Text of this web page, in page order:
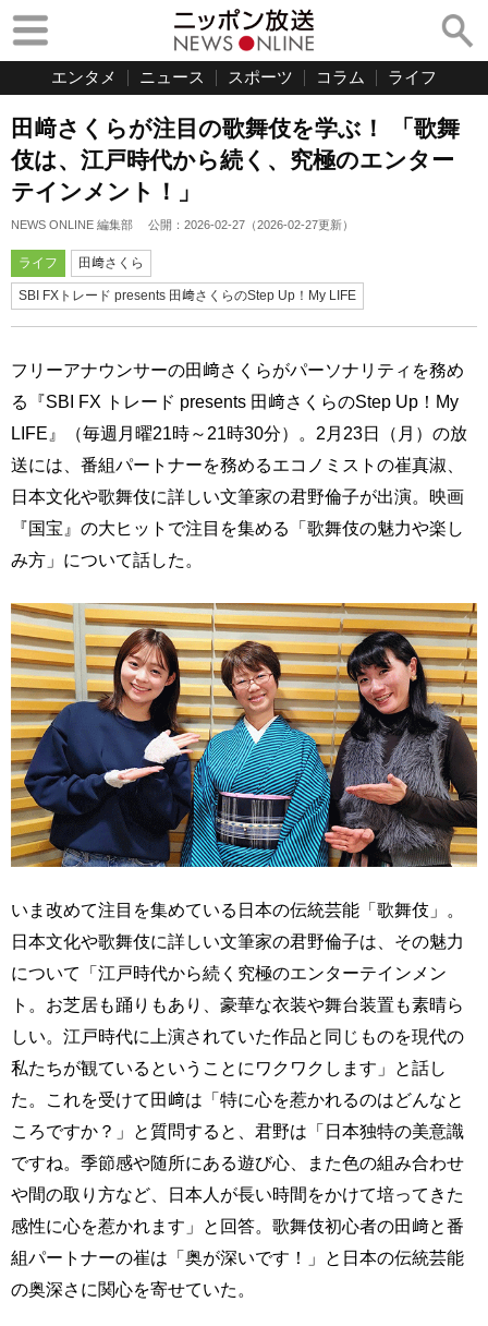
エンタメ ニュース スポーツ コラム ライフ
田﨑さくらが注目の歌舞伎を学ぶ！ 「歌舞
伎は、江戸時代から続く、究極のエンター
テインメント！」
NEWS ONLINE 編集部 公開： 2026-02-27 （2026-02-27更新）
ライフ 田﨑さくら
SBI FXトレード presents 田﨑さくらのStep Up！My LIFE
フリーアナウンサーの田﨑さくらがパーソナリティを務め
る『SBI FX トレード presents 田﨑さくらのStep Up！My
LIFE』（毎週月曜21時～21時30分）。2月23日（月）の放
送には、番組パートナーを務めるエコノミストの崔真淑、
日本文化や歌舞伎に詳しい文筆家の君野倫子が出演。映画
『国宝』の大ヒットで注目を集める「歌舞伎の魅力や楽し
み方」について話した。
いま改めて注目を集めている日本の伝統芸能「歌舞伎」。
日本文化や歌舞伎に詳しい文筆家の君野倫子は、その魅力
について「江戸時代から続く究極のエンターテインメン
ト。お芝居も踊りもあり、豪華な衣装や舞台装置も素晴ら
しい。江戸時代に上演されていた作品と同じものを現代の
私たちが観ているということにワクワクします」と話し
た。これを受けて田﨑は「特に心を惹かれるのはどんなと
ころですか？」と質問すると、君野は「日本独特の美意識
ですね。季節感や随所にある遊び心、また色の組み合わせ
や間の取り方など、日本人が長い時間をかけて培ってきた
感性に心を惹かれます」と回答。歌舞伎初心者の田﨑と番
組パートナーの崔は「奥が深いです！」と日本の伝統芸能
の奥深さに関心を寄せていた。